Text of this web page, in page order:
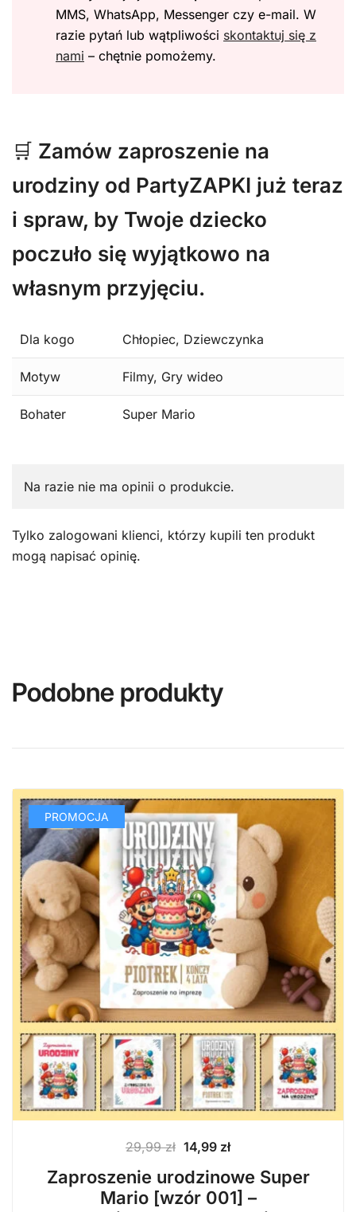
MMS, WhatsApp, Messenger czy e-mail. W
razie pytań lub wątpliwości skontaktuj się z
nami – chętnie pomożemy.
🛒 Zamów zaproszenie na
urodziny od PartyZAPKI już teraz
i spraw, by Twoje dziecko
poczuło się wyjątkowo na
własnym przyjęciu.
Dla kogo Chłopiec, Dziewczynka
Motyw Filmy, Gry wideo
Bohater Super Mario
Na razie nie ma opinii o produkcie.
Tylko zalogowani klienci, którzy kupili ten produkt
mogą napisać opinię.
Podobne produkty
PROMOCJA
29,99zł Pierwotna
cena
wynosiła:
29,99 zł.
14,99 złAktualna
wynosi:
14,99 zł.
Zaproszenie urodzinowe Super
Mario [wzór 001] –